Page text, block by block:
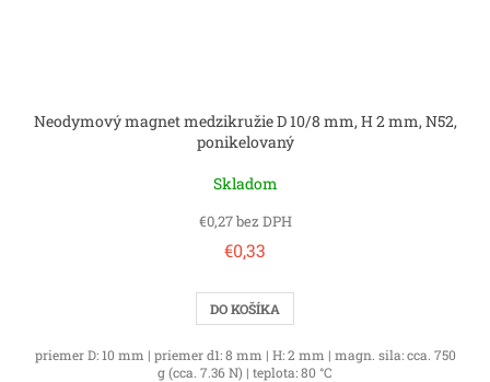
Neodymový magnet medzikružie D 10/8 mm, H 2 mm, N52,
ponikelovaný
Skladom
€0,27 bez DPH
€0,33
DO KOŠÍKA
priemer D: 10 mm | priemer d1: 8 mm | H: 2 mm | magn. sila: cca. 750
g (cca. 7.36 N) | teplota: 80 °C